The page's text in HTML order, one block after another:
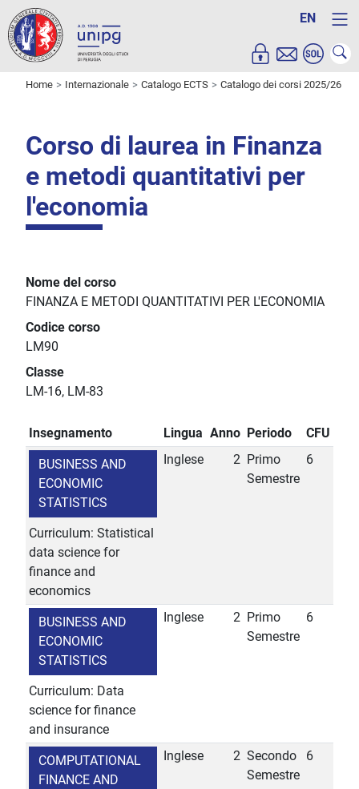
EN
Home Internazionale Catalogo ECTS Catalogo dei corsi 2025/26
Corso di laurea in Finanza
e metodi quantitativi per
l'economia
Nome del corso
FINANZA E METODI QUANTITATIVI PER L'ECONOMIA
Codice corso
LM90
Classe
LM-16, LM-83
Insegnamento Lingua Anno Periodo CFU
BUSINESS AND
ECONOMIC
STATISTICS
Curriculum: Statistical
data science for
finance and
economics
Inglese 2 Primo
Semestre
6
BUSINESS AND
ECONOMIC
STATISTICS
Curriculum: Data
science for finance
and insurance
Inglese 2 Primo
Semestre
6
COMPUTATIONAL
FINANCE AND
Inglese 2 Secondo
Semestre
6